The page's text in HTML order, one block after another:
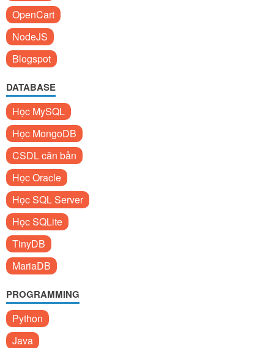
OpenCart
NodeJS
Blogspot
DATABASE
Học MySQL
Học MongoDB
CSDL căn bản
Học Oracle
Học SQL Server
Học SQLite
TinyDB
MariaDB
PROGRAMMING
Python
Java